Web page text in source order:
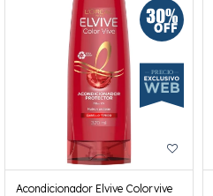
Acondicionador Elvive Colorvive